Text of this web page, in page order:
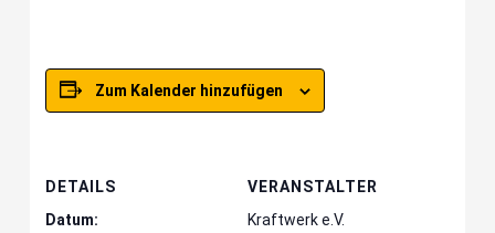
Zum Kalender hinzufügen
DETAILS
Datum:
VERANSTALTER
Kraftwerk e.V.